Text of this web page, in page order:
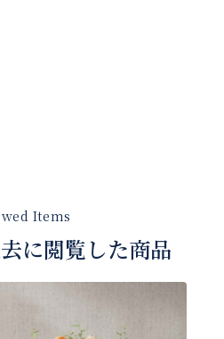
に閲覧した商品